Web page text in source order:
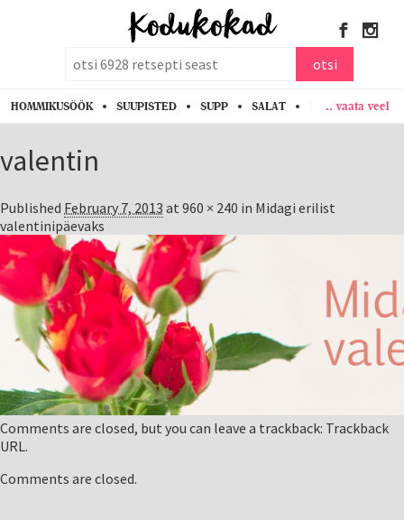
otsi
HOMMIKUSÖÖK SUUPISTED SUPP SALAT PASTA KANA
.. vaata veel
valentin
Published February 7, 2013 at 960 × 240 in Midagi erilist
valentinipäevaks
Comments are closed, but you can leave a trackback: Trackback
URL.
Comments are closed.